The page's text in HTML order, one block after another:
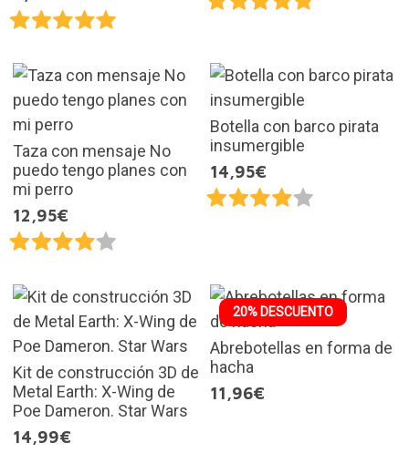
Taza con mensaje No
puedo tengo planes con
mi perro
12,95€
Botella con barco pirata
insumergible
14,95€
Kit de construcción 3D de
Metal Earth: X-Wing de
Poe Dameron. Star Wars
14,99€
20% DESCUENTO
Abrebotellas en forma de
hacha
11,96€